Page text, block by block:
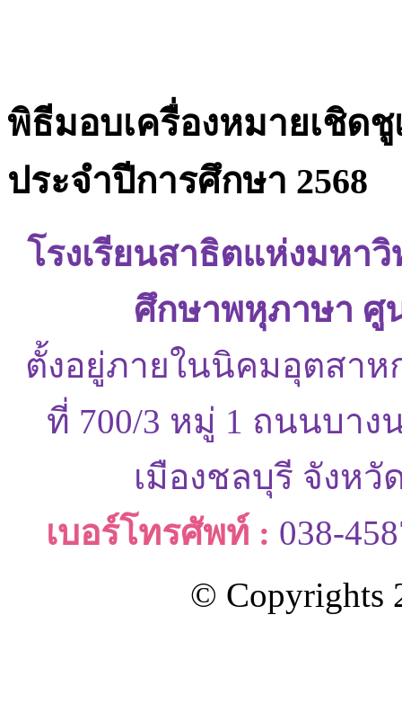
พิธีมอบเครื่องหมายเชิด
ประจำปีการศึกษา 2568
โรงเรียนสาธิตแห่งมหา
ศึกษาพหุภาษา ศู
ตั้งอยู่ภายในนิคมอุตสาห
ที่ 700/3 หมู่ 1 ถนนบาง
เมืองชลบุรี จังห
เบอร์โทรศัพท์ : 038-
© Copyrights